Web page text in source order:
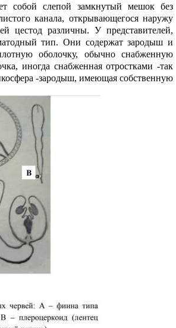
собой слепой замкнутый мешок без
канала, открывающегося наружу
цестод различны. У представителей,
тип. Они содержат зародыш и
оболочку, обычно снабженную
иногда снабженная отростками -так
-зародыш, имеющая собственную